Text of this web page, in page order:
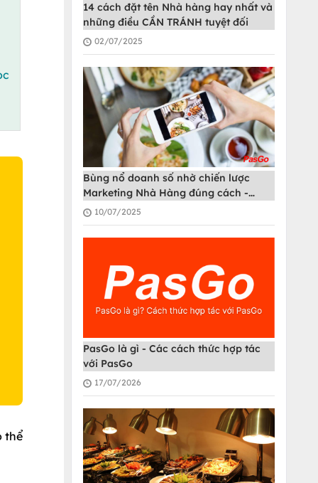
thể
14 cách đặt tên Nhà hàng hay nhất và
những điều CẦN TRÁNH tuyệt đối
02/07/2025
Bùng nổ doanh số nhờ chiến lược
Marketing Nhà Hàng đúng cách -
PasGo
10/07/2025
PasGo là gì - Các cách thức hợp tác
với PasGo
17/07/2026